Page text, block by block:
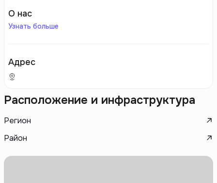
О нас
Узнать больше
Адрес
Расположение и инфраструктура
Регион
Район